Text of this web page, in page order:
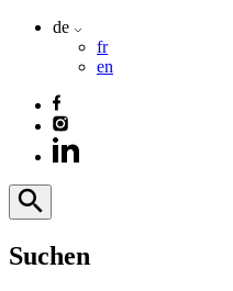
de
fr
en
Suchen